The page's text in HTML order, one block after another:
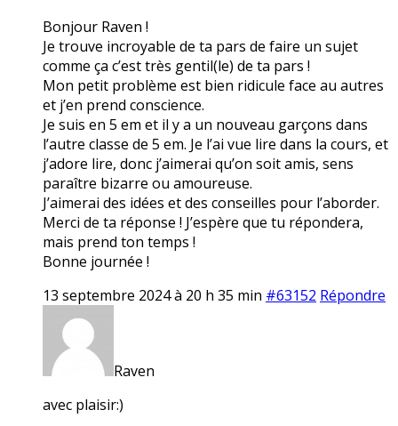
Bonjour Raven !
Je trouve incroyable de ta pars de faire un sujet
comme ça c’est très gentil(le) de ta pars !
Mon petit problème est bien ridicule face au autres
et j’en prend conscience.
Je suis en 5 em et il y a un nouveau garçons dans
l’autre classe de 5 em. Je l’ai vue lire dans la cours, et
j’adore lire, donc j’aimerai qu’on soit amis, sens
paraître bizarre ou amoureuse.
J’aimerai des idées et des conseilles pour l’aborder.
Merci de ta réponse ! J’espère que tu répondera,
mais prend ton temps !
Bonne journée !
13 septembre 2024 à 20 h 35 min #63152 Répondre
Raven
avec plaisir:)